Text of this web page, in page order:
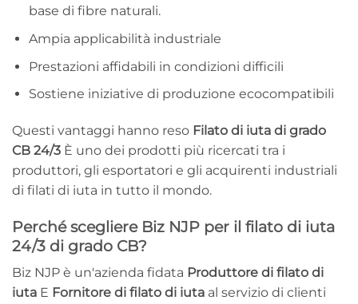
base di fibre naturali.
Ampia applicabilità industriale
Prestazioni affidabili in condizioni difficili
Sostiene iniziative di produzione ecocompatibili
Questi vantaggi hanno reso Filato di iuta di grado
CB 24/3 È uno dei prodotti più ricercati tra i
produttori, gli esportatori e gli acquirenti industriali
di filati di iuta in tutto il mondo.
Perché scegliere Biz NJP per il filato di iuta
24/3 di grado CB?
Biz NJP è un'azienda fidata Produttore di filato di
iuta E Fornitore di filato di iuta al servizio di clienti